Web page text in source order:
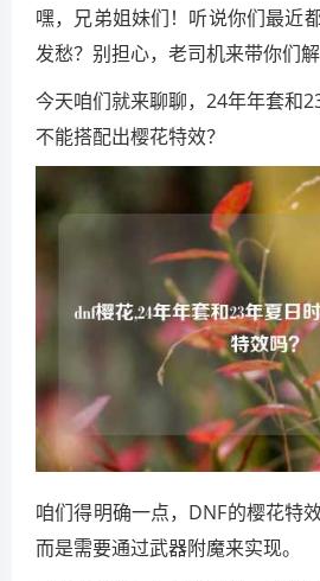
嘿，兄弟姐妹们！听说你们最近
发愁？别担心，老司机来带你们解
今天咱们就来聊聊，24年年套和
不能搭配出樱花特效？
咱们得明确一点，DNF的樱花特
而是需要通过武器附魔来实现。